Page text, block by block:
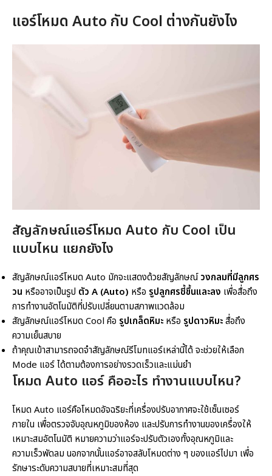
แอร์โหมด Auto กับ Cool ต่างกันยังไง
สัญลักษณ์แอร์โหมด Auto กับ Cool เป็น
แบบไหน แยกยังไง
สัญลักษณ์แอร์โหมด Auto มักจะแสดงด้วยสัญลักษณ์วงกลมที่มีลูกศร
วน หรืออาจเป็นรูป ตัว A (Auto) หรือ รูปลูกศรชี้ขึ้นและลง เพื่อสื่อถึง
การทำงานอัตโนมัติที่ปรับเปลี่ยนตามสภาพแวดล้อม
สัญลักษณ์แอร์โหมด Cool คือ รูปเกล็ดหิมะ หรือ รูปดาวหิมะสื่อถึง
ความเย็นสบาย
ถ้าคุณเข้าสามารถจดจำสัญลักษณ์รีโมทแอร์เหล่านี้ได้ จะช่วยให้เลือก
Mode แอร์ ได้ตามต้องการอย่างรวดเร็วและแม่นยำ
โหมด Auto แอร์ คืออะไร ทำงานแบบไหน?
โหมด Auto แอร์คือโหมดอัจฉริยะที่เครื่องปรับอากาศจะใช้เซ็นเซอร์
ภายใน เพื่อตรวจจับอุณหภูมิของห้อง และปรับการทำงานของเครื่องให้
เหมาะสมอัตโนมัติ หมายความว่าแอร์จะปรับตัวเองทั้งอุณหภูมิและ
ความเร็วพัดลม นอกจากนั้นแอร์อาจสลับโหมดต่าง ๆ ของแอร์ไปมา เพื่อ
รักษาระดับความสบายที่เหมาะสมที่สุด